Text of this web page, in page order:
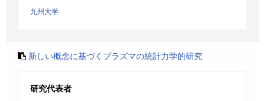
九州大学
新しい概念に基づくプラズマの統計力学的研究
研究代表者